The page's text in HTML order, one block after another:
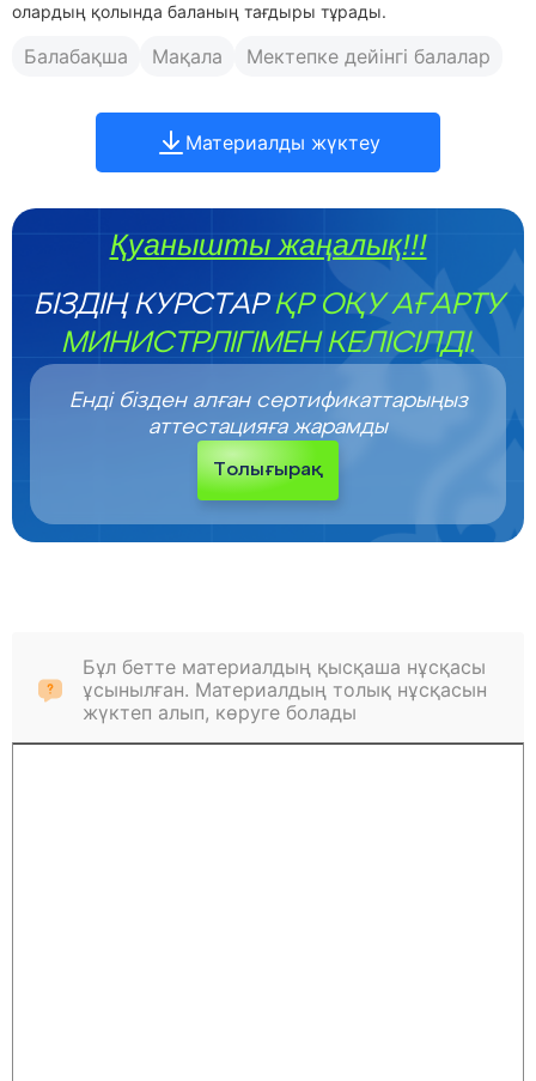
олардың қолында баланың тағдыры тұрады.
Балабақша Мақала Мектепке дейінгі балалар
Материалды жүктеу
Қуанышты жаңалық!!!
БІЗДІҢ КУРСТАРҚР ОҚУ АҒАРТУ
МИНИСТРЛІГІМЕН КЕЛІСІЛДІ.
Енді бізден алған сертификаттарыңыз
аттестацияға жарамды
Толығырақ
Бұл бетте материалдың қысқаша нұсқасы
ұсынылған. Материалдың толық нұсқасын
жүктеп алып, көруге болады